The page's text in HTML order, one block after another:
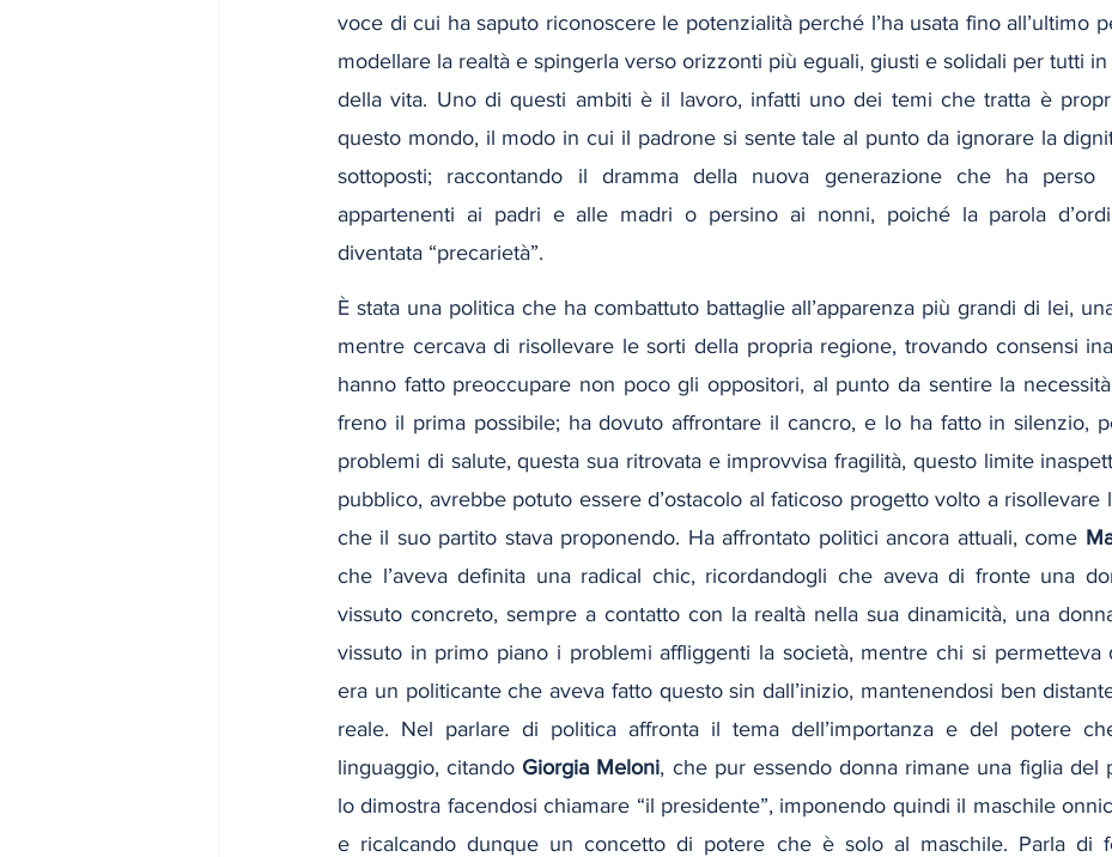
voce di cui ha saputo riconoscere le potenzialità perché l’ha usata fino all’ultimo
modellare la realtà e spingerla verso orizzonti più eguali, giusti e solidali per tutti
della vita. Uno di questi ambiti è il lavoro, infatti uno dei temi che tratta è
questo mondo, il modo in cui il padrone si sente tale al punto da ignorare la
sottoposti; raccontando il dramma della nuova generazione che ha perso
appartenenti ai padri e alle madri o persino ai nonni, poiché la parola
diventata “precarietà”.
È stata una politica che ha combattuto battaglie all’apparenza più grandi di lei,
mentre cercava di risollevare le sorti della propria regione, trovando consensi
hanno fatto preoccupare non poco gli oppositori, al punto da sentire la
freno il prima possibile; ha dovuto affrontare il cancro, e lo ha fatto in silenzio,
problemi di salute, questa sua ritrovata e improvvisa fragilità, questo limite
pubblico, avrebbe potuto essere d’ostacolo al faticoso progetto volto a risollevare
che il suo partito stava proponendo. Ha affrontato politici ancora attuali, come
che l’aveva definita una radical chic, ricordandogli che aveva di fronte una
vissuto concreto, sempre a contatto con la realtà nella sua dinamicità, una
vissuto in primo piano i problemi affliggenti la società, mentre chi si permetteva
era un politicante che aveva fatto questo sin dall’inizio, mantenendosi ben
reale. Nel parlare di politica affronta il tema dell’importanza e del potere
linguaggio, citando Giorgia Meloni, che pur essendo donna rimane una figlia del
lo dimostra facendosi chiamare “il presidente”, imponendo quindi il maschile
e ricalcando dunque un concetto di potere che è solo al maschile. Parla di